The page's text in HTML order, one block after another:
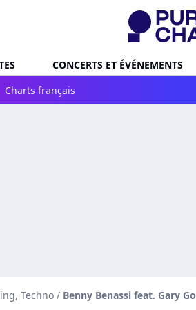
CONCERTS ET ÉVÉNEMENTS
Charts français
Techno / Benny Benassi feat. Gary Go